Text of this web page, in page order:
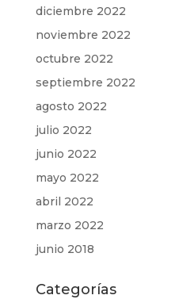
diciembre 2022
noviembre 2022
octubre 2022
septiembre 2022
agosto 2022
julio 2022
junio 2022
mayo 2022
abril 2022
marzo 2022
junio 2018
Categorías